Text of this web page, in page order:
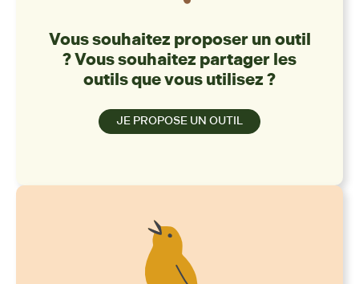
Vous souhaitez proposer un outil
? Vous souhaitez partager les
outils que vous utilisez ?
JE PROPOSE UN OUTIL